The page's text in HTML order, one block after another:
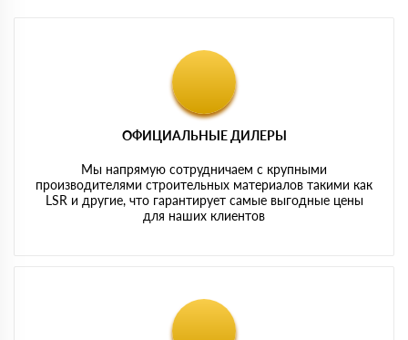
ОФИЦИАЛЬНЫЕ ДИЛЕРЫ
Мы напрямую сотрудничаем с крупными
производителями строительных материалов такими как
LSR и другие, что гарантирует самые выгодные цены
для наших клиентов